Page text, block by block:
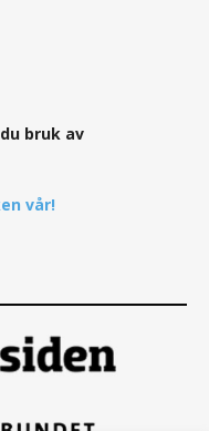
bruk av
vår!